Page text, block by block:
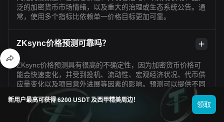
泛的加密货币市场情绪，以及重大的治理或生态系统公告。通
常，使用多个指标比依赖单一价格目标更加可靠。
ZKsync价格预测可靠吗？
ZKsync价格预测具有很高的不确定性，因为加密货币价格可
能会快速变化，并受到投机、流动性、宏观经济状况、代币供
应量变化以及项目意外进展等因素的影响。预测可以提供不同
情景，但不应被视为保证或个性化的财务建议。
ZKsync 现价多少？
新用户最高可获得 6200 USDT 及西甲精美周边！
领取